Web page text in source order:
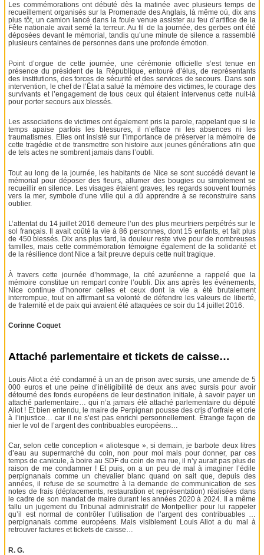
Les commémorations ont débuté dès la matinée avec plusieurs temps de
recueillement organisés sur la Promenade des Anglais, là même où, dix ans
plus tôt, un camion lancé dans la foule venue assister au feu d’artifice de la
Fête nationale avait semé la terreur. Au fil de la journée, des gerbes ont été
déposées devant le mémorial, tandis qu’une minute de silence a rassemblé
plusieurs centaines de personnes dans une profonde émotion.
Point d’orgue de cette journée, une cérémonie officielle s’est tenue en
présence du président de la République, entouré d’élus, de représentants
des institutions, des forces de sécurité et des services de secours. Dans son
intervention, le chef de l’État a salué la mémoire des victimes, le courage des
survivants et l’engagement de tous ceux qui étaient intervenus cette nuit-là
pour porter secours aux blessés.
Les associations de victimes ont également pris la parole, rappelant que si le
temps apaise parfois les blessures, il n’efface ni les absences ni les
traumatismes. Elles ont insisté sur l’importance de préserver la mémoire de
cette tragédie et de transmettre son histoire aux jeunes générations afin que
de tels actes ne sombrent jamais dans l’oubli.
Tout au long de la journée, les habitants de Nice se sont succédé devant le
mémorial pour déposer des fleurs, allumer des bougies ou simplement se
recueillir en silence. Les visages étaient graves, les regards souvent tournés
vers la mer, symbole d’une ville qui a dû apprendre à se reconstruire sans
oublier.
L’attentat du 14 juillet 2016 demeure l’un des plus meurtriers perpétrés sur le
sol français. Il avait coûté la vie à 86 personnes, dont 15 enfants, et fait plus
de 450 blessés. Dix ans plus tard, la douleur reste vive pour de nombreuses
familles, mais cette commémoration témoigne également de la solidarité et
de la résilience dont Nice a fait preuve depuis cette nuit tragique.
À travers cette journée d’hommage, la cité azuréenne a rappelé que la
mémoire constitue un rempart contre l’oubli. Dix ans après les événements,
Nice continue d’honorer celles et ceux dont la vie a été brutalement
interrompue, tout en affirmant sa volonté de défendre les valeurs de liberté,
de fraternité et de paix qui avaient été attaquées ce soir du 14 juillet 2016.
Corinne Coquet
Attaché parlementaire et tickets de caisse…
Louis Aliot a été condamné à un an de prison avec sursis, une amende de 5
000 euros et une peine d’inéligibilité de deux ans avec sursis pour avoir
détourné des fonds européens de leur destination initiale, à savoir payer un
attaché parlementaire… qui n’a jamais été attaché parlementaire du député
Aliot ! Et bien entendu, le maire de Perpignan pousse des cris d’orfraie et crie
à l’injustice… car il ne s’est pas enrichi personnellement. Étrange façon de
nier le vol de l’argent des contribuables européens…
Car, selon cette conception « aliotesque », si demain, je barbote deux litres
d’eau au supermarché du coin, non pour moi mais pour donner, par ces
temps de canicule, à boire au SDF du coin de ma rue, il n’y aurait pas plus de
raison de me condamner ! Et puis, on a un peu de mal à imaginer l’édile
perpignanais comme un chevalier blanc quand on sait que, depuis des
années, il refuse de se soumettre à la demande de communication de ses
notes de frais (déplacements, restauration et représentation) réalisées dans
le cadre de son mandat de maire durant les années 2020 à 2024. Il a même
fallu un jugement du Tribunal administratif de Montpellier pour lui rappeler
qu’il est normal de contrôler l’utilisation de l’argent des contribuables …
perpignanais comme européens. Mais visiblement Louis Aliot a du mal à
retrouver factures et tickets de caisse…
R. G.